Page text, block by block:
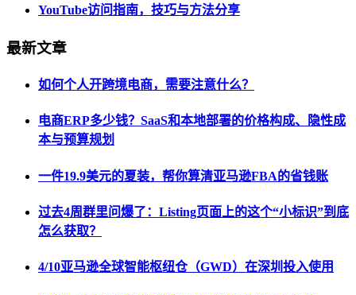
YouTube访问指南，技巧与方法分享
最新文章
如何个人开跨境电商，需要注意什么？
电商ERP多少钱？SaaS和本地部署的价格构成、隐性成
本与预算规划
一件19.9美元的夏装，帮你算清亚马逊FBA的省钱账
过去4周群里问爆了：Listing页面上的这个“小标识”到底
怎么获取？
4/10亚马逊全球智能枢纽仓（GWD）在深圳投入使用